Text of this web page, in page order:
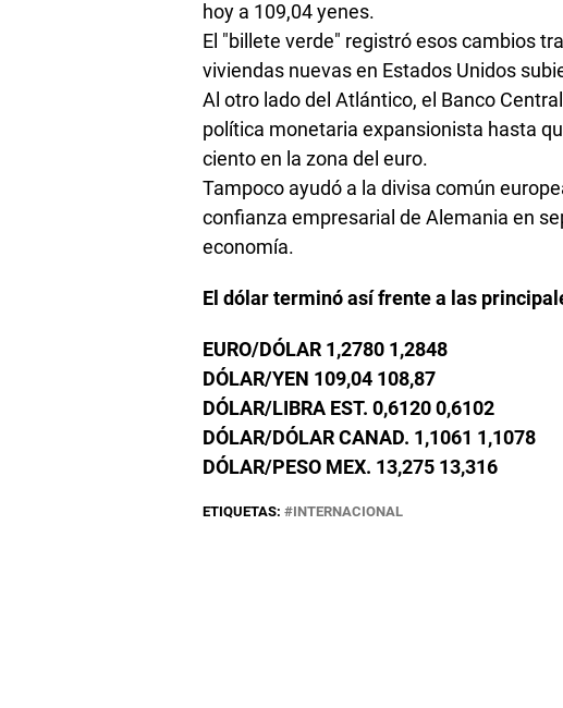
hoy a 109,04 yenes.
El "billete verde" registró esos cambios
viviendas nuevas en Estados Unidos
Al otro lado del Atlántico, el Banco
política monetaria expansionista hasta
ciento en la zona del euro.
Tampoco ayudó a la divisa común
confianza empresarial de Alemania en
economía.
El dólar terminó así frente a las
EURO/DÓLAR 1,2780 1,2848
DÓLAR/YEN 109,04 108,87
DÓLAR/LIBRA EST. 0,6120 0,6102
DÓLAR/DÓLAR CANAD. 1,1061 1,1078
DÓLAR/PESO MEX. 13,275 13,316
ETIQUETAS: INTERNACIONAL